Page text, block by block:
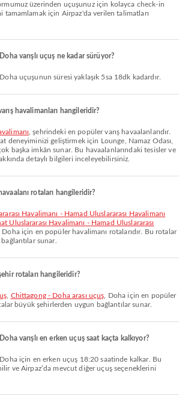
üzerinden uçuşunuz için kolayca check-in
tamamlamak için Airpaz'da verilen talimatları
varışlı uçuş ne kadar sürüyor?
uçuşunun süresi yaklaşık 5sa 18dk kadardır.
havalimanları hangileridir?
, şehrindeki en popüler varış havaalanlarıdır.
deneyiminizi geliştirmek için Lounge, Namaz Odası,
başka imkân sunar. Bu havaalanlarındaki tesisler ve
detaylı bilgileri inceleyebilirsiniz.
rotaları hangileridir?
Uluslararası Havalimanı - Hamad Uluslararası
Doha için en popüler havalimanı rotalarıdır. Bu rotalar
sunar.
rotaları hangileridir?
Chittagong - Doha arası uçuş , Doha için en popüler
büyük şehirlerden uygun bağlantılar sunar.
varışlı en erken uçuş saat kaçta kalkıyor?
ve Airpaz’da mevcut diğer uçuş seçeneklerini